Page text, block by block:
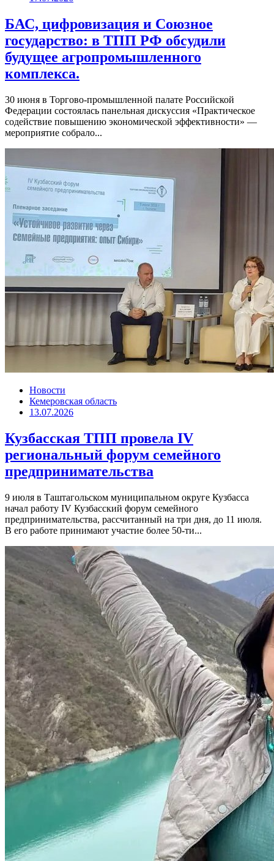
БАС, цифровизация и Союзное
государство: в ТПП РФ обсудили
будущее агропромышленного
комплекса.
30 июня в Торгово-промышленной палате Российской
Федерации состоялась панельная дискуссия «Практическое
содействие повышению экономической эффективности» —
мероприятие собрало...
Новости
Кемеровская область
13.07.2026
Кузбасская ТПП провела IV
региональный форум семейного
предпринимательства
9 июля в Таштагольском муниципальном округе Кузбасса
начал работу IV Кузбасский форум семейного
предпринимательства, рассчитанный на три дня, до 11 июля.
В его работе принимают участие более 50-ти...